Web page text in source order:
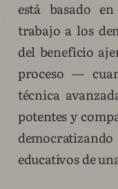
está basado
trabajo a los
del beneficio
proceso —
técnica
potentes y
educativos de